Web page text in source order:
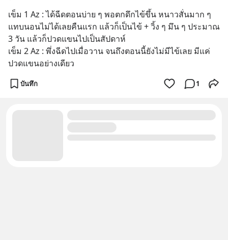
เข็ม 1 Az : ได้ฉีดตอนบ่าย ๆ พอตกดึกไข้ขึ้น หนาวสั่นมาก ๆ
แทบนอนไม่ได้เลยคืนแรก แล้วก็เป็นไข้ + วิ้ง ๆ มึน ๆ ประมาณ
3 วัน แล้วก็ปวดแขนไปเป็นสัปดาห์
เข็ม 2 Az : พึ่งฉีดไปเมื่อวาน จนถึงตอนนี้ยังไม่มีไข้เลย มีแค่
ปวดแขนอย่างเดียว
บันทึก 1